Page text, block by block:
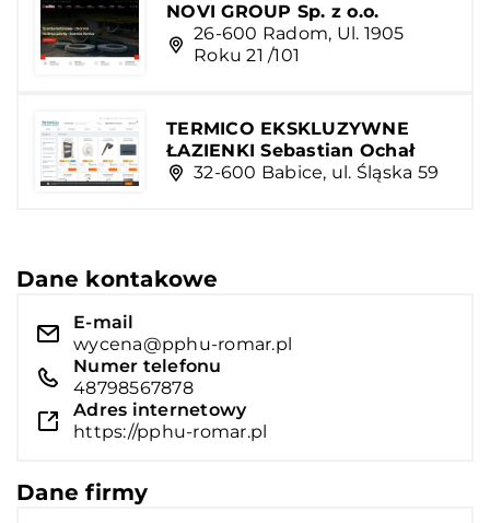
NOVI GROUP Sp. z o.o.
26-600 Radom, Ul. 1905
Roku 21 /101
TERMICO EKSKLUZYWNE
ŁAZIENKI Sebastian Ochał
32-600 Babice, ul. Śląska 59
Dane kontakowe
E-mail
wycena@pphu-romar.pl
Numer telefonu
48798567878
Adres internetowy
https://pphu-romar.pl
Dane firmy